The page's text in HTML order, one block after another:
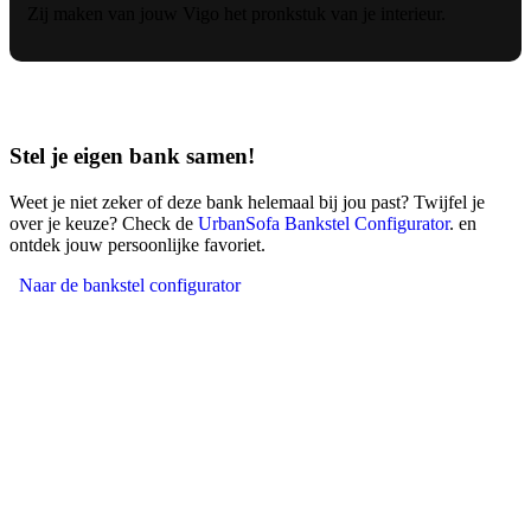
Stel je eigen bank samen!
Weet je niet zeker of deze bank helemaal bij jou past? Twijfel je
over je keuze? Check de UrbanSofa Bankstel Configurator. en
ontdek jouw persoonlijke favoriet.
Naar de bankstel configurator